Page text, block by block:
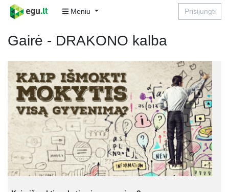
Meniu Prisijungti
Gairė - DRAKONO kalba